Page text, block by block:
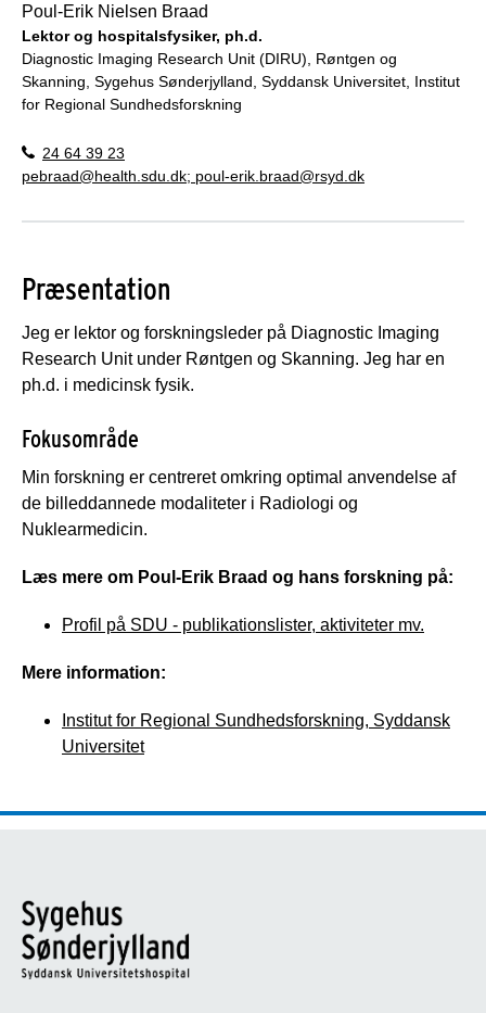
Poul-Erik Nielsen Braad
Lektor og hospitalsfysiker, ph.d.
Diagnostic Imaging Research Unit (DIRU), Røntgen og
Skanning, Sygehus Sønderjylland, Syddansk Universitet, Institut
for Regional Sundhedsforskning
24 64 39 23
pebraad@health.sdu.dk; poul-erik.braad@rsyd.dk
Præsentation
Jeg er lektor og forskningsleder på Diagnostic Imaging
Research Unit under Røntgen og Skanning. Jeg har en
ph.d. i medicinsk fysik.
Fokusområde
Min forskning er centreret omkring optimal anvendelse af
de billeddannede modaliteter i Radiologi og
Nuklearmedicin.
Læs mere om Poul-Erik Braad og hans forskning på:
Profil på SDU - publikationslister, aktiviteter mv.
Mere information:
Institut for Regional Sundhedsforskning, Syddansk
Universitet